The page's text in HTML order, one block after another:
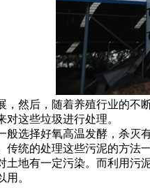
然后，随着养殖行业的
对这些垃圾进行处理。
般选择好氧高温发酵，杀
统的处理这些污泥的方
地有一定污染。而利用
。